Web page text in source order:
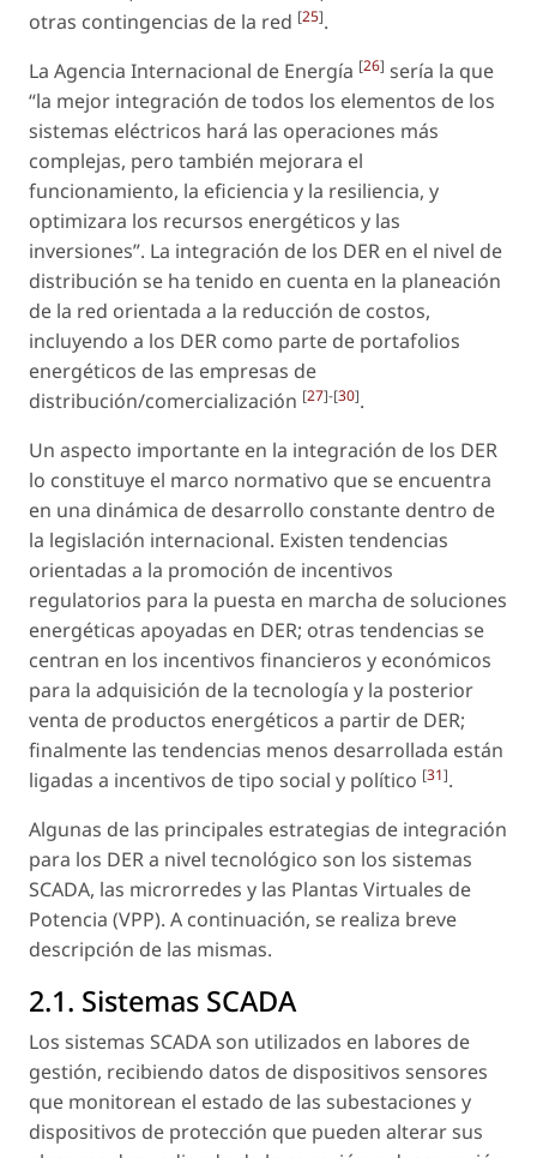
otras contingencias de la red [25].
La Agencia Internacional de Energía [26] sería la que
“la mejor integración de todos los elementos de los
sistemas eléctricos hará las operaciones más
complejas, pero también mejorara el
funcionamiento, la eficiencia y la resiliencia, y
optimizara los recursos energéticos y las
inversiones”. La integración de los DER en el nivel de
distribución se ha tenido en cuenta en la planeación
de la red orientada a la reducción de costos,
incluyendo a los DER como parte de portafolios
energéticos de las empresas de
distribución/comercialización [27]-[30].
Un aspecto importante en la integración de los DER
lo constituye el marco normativo que se encuentra
en una dinámica de desarrollo constante dentro de
la legislación internacional. Existen tendencias
orientadas a la promoción de incentivos
regulatorios para la puesta en marcha de soluciones
energéticas apoyadas en DER; otras tendencias se
centran en los incentivos financieros y económicos
para la adquisición de la tecnología y la posterior
venta de productos energéticos a partir de DER;
finalmente las tendencias menos desarrollada están
ligadas a incentivos de tipo social y político [31].
Algunas de las principales estrategias de integración
para los DER a nivel tecnológico son los sistemas
SCADA, las microrredes y las Plantas Virtuales de
Potencia (VPP). A continuación, se realiza breve
descripción de las mismas.
2.1. Sistemas SCADA
Los sistemas SCADA son utilizados en labores de
gestión, recibiendo datos de dispositivos sensores
que monitorean el estado de las subestaciones y
dispositivos de protección que pueden alterar sus